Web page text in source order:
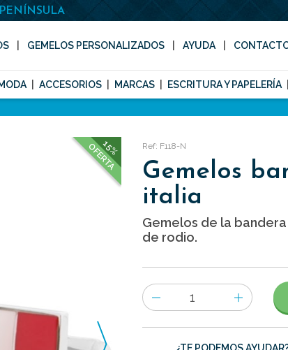
GEMELOS PERSONALIZADOS AYUDA
ACCESORIOS MARCAS ESCRITURA Y PAPELERÍA
15%
OFERTA Ref: F118-N
Gemelos
italia
Gemelos de la
de rodio.
Número
de
artículos